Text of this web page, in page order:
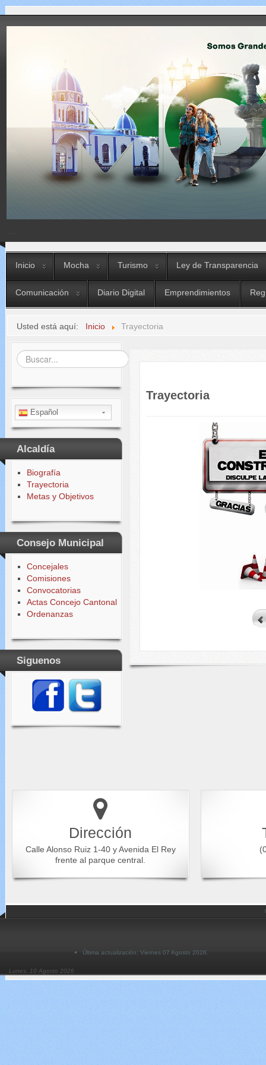
Inicio Mocha Turismo Ley de Transparencia
Comunicación Diario Digital Emprendimientos
Usted está aquí: Inicio Trayectoria
Buscar...
Español
Alcaldía
Biografía
Trayectoria
Metas y Objetivos
Consejo Municipal
Concejales
Comisiones
Convocatorias
Actas Concejo Cantonal
Ordenanzas
Siguenos
Trayectoria
Dirección
Calle Alonso Ruiz 1-40 y Avenida El Rey
frente al parque central.
Última actualización: Viernes 07 Agosto 2026.
Lunes, 10 Agosto 2026